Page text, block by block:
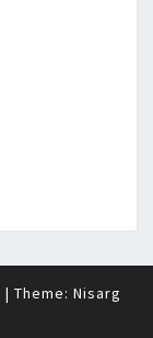
| Theme: Nisarg